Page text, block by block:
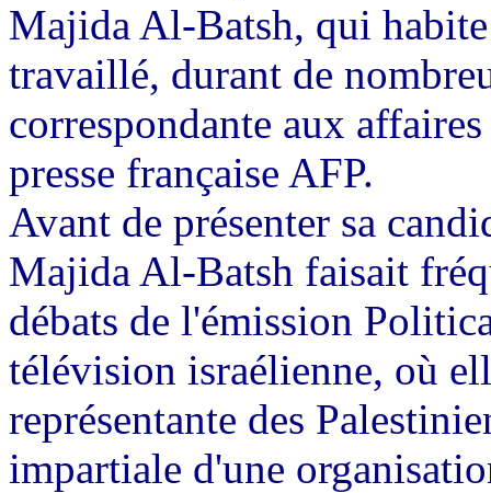
Majida Al-Batsh, qui
travaillé, durant de
correspondante aux
presse française AFP.
Avant de présenter sa
Majida Al-Batsh faisait
débats de l'émission
télévision israélienne, où
représentante des
impartiale d'une